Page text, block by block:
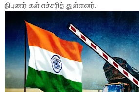
நிபுணர் கள் எச்சரித் துள்ளனர்.